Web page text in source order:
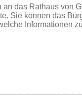
das Rathaus von
Sie können das
Informationen